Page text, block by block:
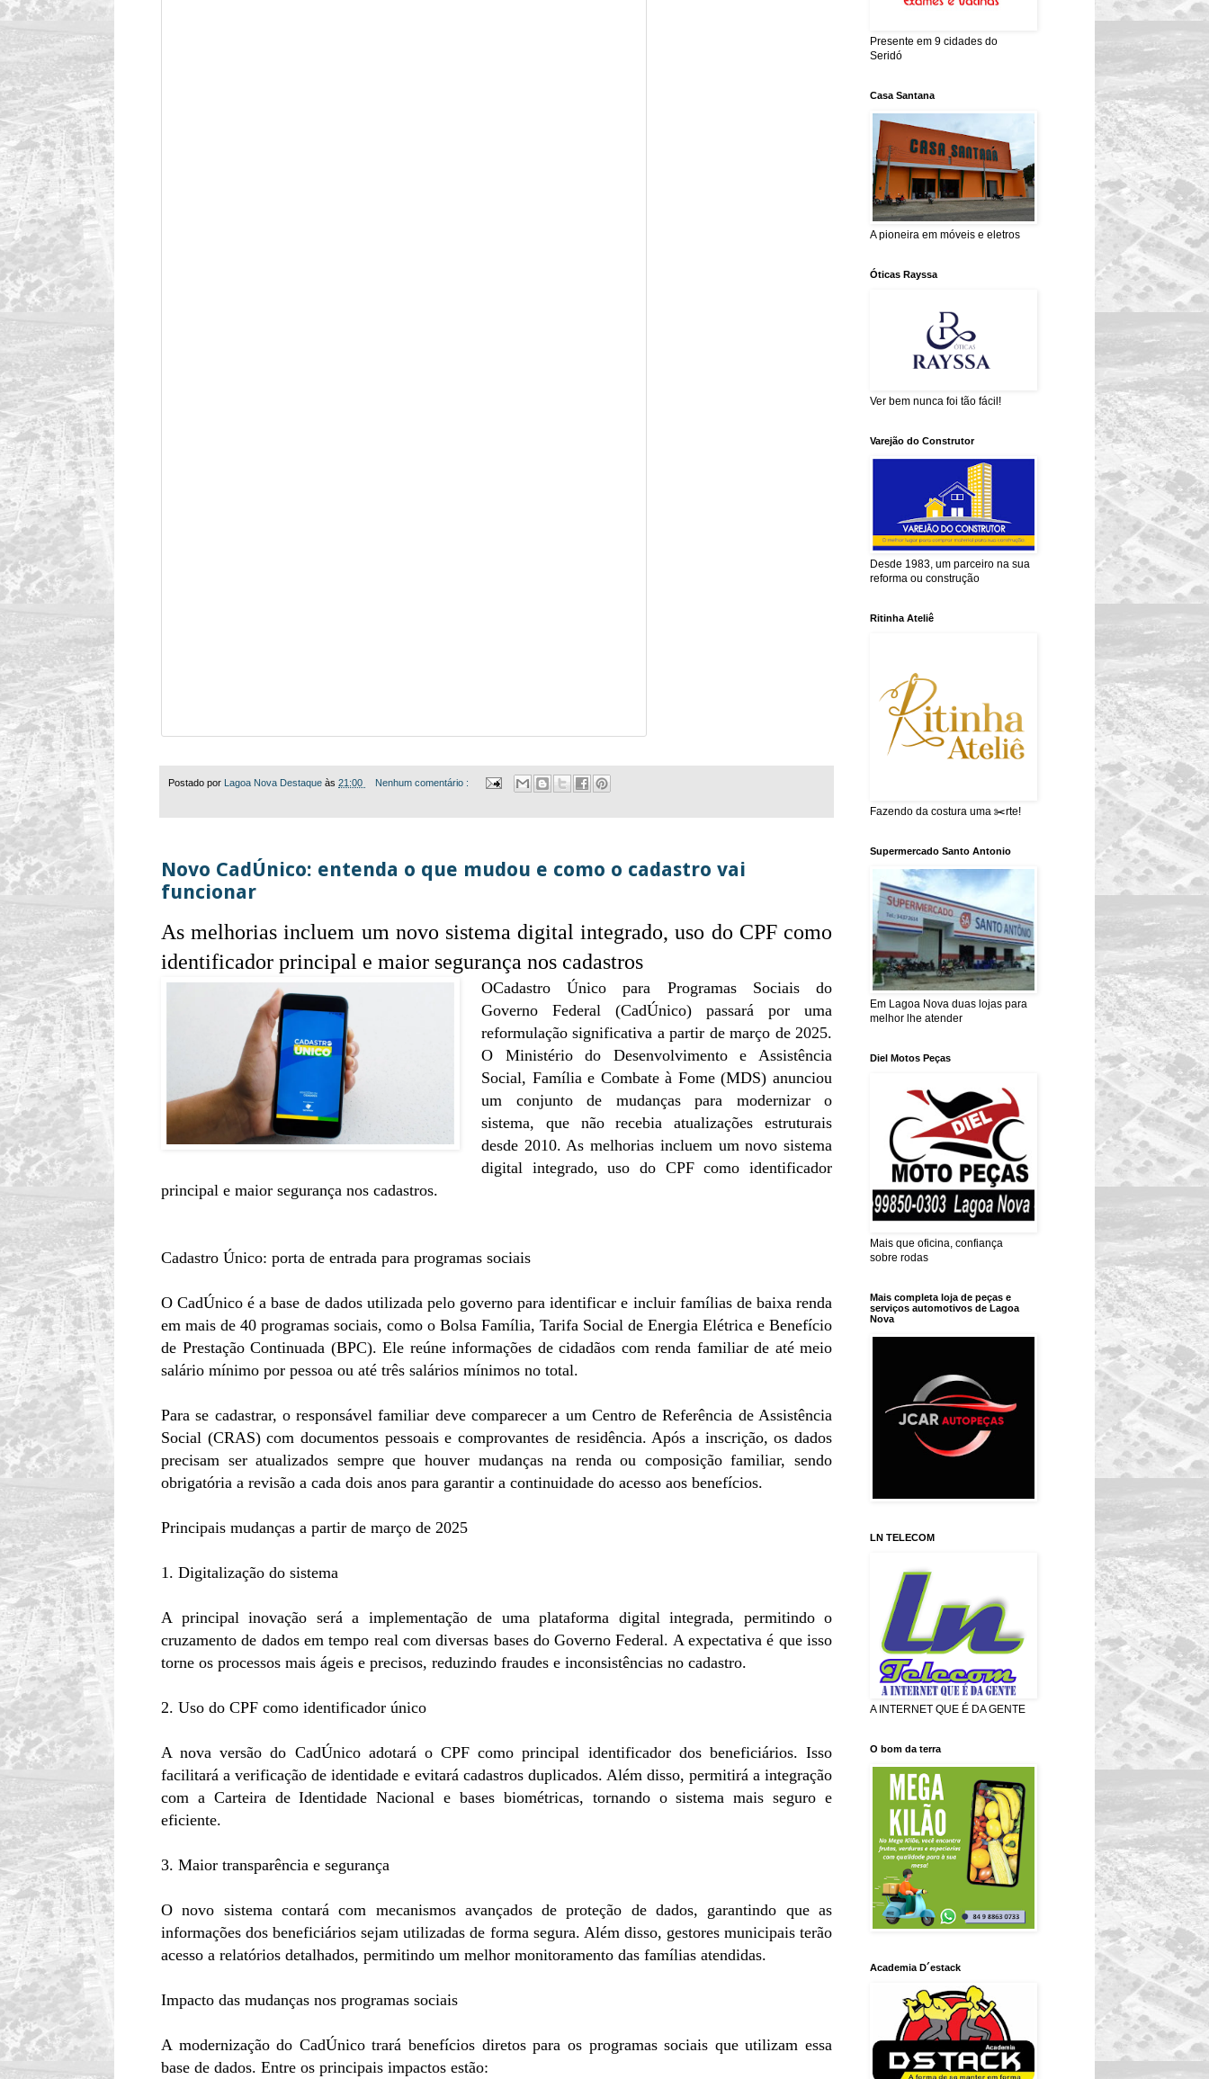
Postado por Lagoa Nova Destaque às 21:00 Nenhum comentário :
Novo CadÚnico: entenda o que mudou e como o cadastro vai
funcionar
As melhorias incluem um novo sistema digital integrado, uso do CPF como
identificador principal e maior segurança nos cadastros
OCadastro Único para Programas Sociais do
Governo Federal (CadÚnico) passará por uma
reformulação significativa a partir de março de 2025.
O Ministério do Desenvolvimento e Assistência
Social, Família e Combate à Fome (MDS) anunciou
um conjunto de mudanças para modernizar o
sistema, que não recebia atualizações estruturais
desde 2010. As melhorias incluem um novo sistema
digital integrado, uso do CPF como identificador
principal e maior segurança nos cadastros.
Cadastro Único: porta de entrada para programas sociais
O CadÚnico é a base de dados utilizada pelo governo para identificar e incluir famílias de baixa renda
em mais de 40 programas sociais, como o Bolsa Família, Tarifa Social de Energia Elétrica e Benefício
de Prestação Continuada (BPC). Ele reúne informações de cidadãos com renda familiar de até meio
salário mínimo por pessoa ou até três salários mínimos no total.
Para se cadastrar, o responsável familiar deve comparecer a um Centro de Referência de Assistência
Social (CRAS) com documentos pessoais e comprovantes de residência. Após a inscrição, os dados
precisam ser atualizados sempre que houver mudanças na renda ou composição familiar, sendo
obrigatória a revisão a cada dois anos para garantir a continuidade do acesso aos benefícios.
Principais mudanças a partir de março de 2025
1. Digitalização do sistema
A principal inovação será a implementação de uma plataforma digital integrada, permitindo o
cruzamento de dados em tempo real com diversas bases do Governo Federal. A expectativa é que isso
torne os processos mais ágeis e precisos, reduzindo fraudes e inconsistências no cadastro.
2. Uso do CPF como identificador único
A nova versão do CadÚnico adotará o CPF como principal identificador dos beneficiários. Isso
facilitará a verificação de identidade e evitará cadastros duplicados. Além disso, permitirá a integração
com a Carteira de Identidade Nacional e bases biométricas, tornando o sistema mais seguro e
eficiente.
3. Maior transparência e segurança
O novo sistema contará com mecanismos avançados de proteção de dados, garantindo que as
informações dos beneficiários sejam utilizadas de forma segura. Além disso, gestores municipais terão
acesso a relatórios detalhados, permitindo um melhor monitoramento das famílias atendidas.
Impacto das mudanças nos programas sociais
A modernização do CadÚnico trará benefícios diretos para os programas sociais que utilizam essa
base de dados. Entre os principais impactos estão:
Presente em 9 cidades do
Seridó
Casa Santana
A pioneira em móveis e eletros
Óticas Rayssa
Ver bem nunca foi tão fácil!
Varejão do Construtor
Desde 1983, um parceiro na sua
reforma ou construção
Ritinha Ateliê
Fazendo da costura uma ✂️rte!
Supermercado Santo Antonio
Em Lagoa Nova duas lojas para
melhor lhe atender
Diel Motos Peças
Mais que oficina, confiança
sobre rodas
Mais completa loja de peças e
serviços automotivos de Lagoa
Nova
LN TELECOM
A INTERNET QUE É DA GENTE
O bom da terra
Academia D´estack